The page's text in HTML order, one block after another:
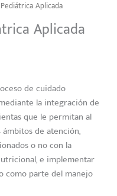
Aplicada
Aplicada
de cuidado
la integración de
que le permitan al
de atención,
o no con la
e implementar
como parte del manejo